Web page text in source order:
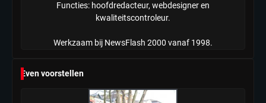
Functies: hoofdredacteur, webdesigner en
kwaliteitscontroleur.
Werkzaam bij NewsFlash 2000 vanaf 1998.
Even voorstellen